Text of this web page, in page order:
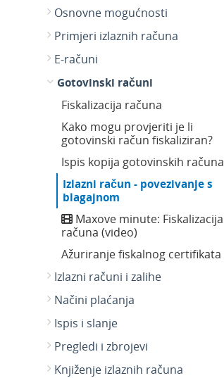
Osnovne mogućnosti
Primjeri izlaznih računa
E-računi
Gotovinski računi
Fiskalizacija računa
Kako mogu provjeriti je li
gotovinski račun fiskaliziran?
Ispis kopija gotovinskih računa
Izlazni račun - povezivanje s
blagajnom
Maxove minute: Fiskalizacija
računa (video)
Ažuriranje fiskalnog certifikata
Izlazni računi i zalihe
Načini plaćanja
Ispis i slanje
Pregledi i zbrojevi
Knjiženje izlaznih računa